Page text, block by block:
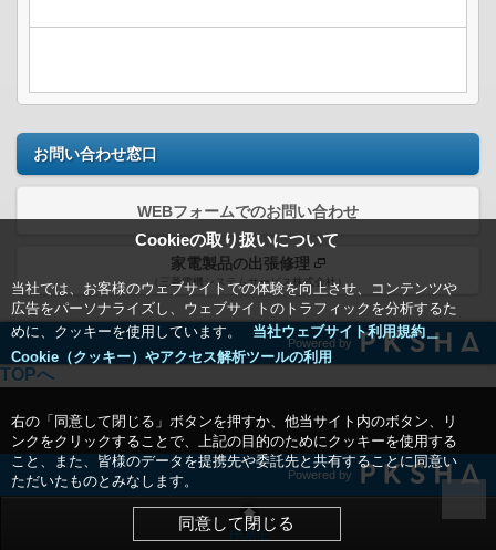
Cookieの取り扱いについて
当社では、お客様のウェブサイトでの体験を向上させ、コンテンツや
広告をパーソナライズし、ウェブサイトのトラフィックを分析するた
めに、クッキーを使用しています。
当社ウェブサイト利用規約＿
Cookie（クッキー）やアクセス解析ツールの利用
右の「同意して閉じる」ボタンを押すか、他当サイト内のボタン、リ
ンクをクリックすることで、上記の目的のためにクッキーを使用する
こと、また、皆様のデータを提携先や委託先と共有することに同意い
ただいたものとみなします。
同意して閉じる
お問い合わせ窓口
WEBフォームでのお問い合わせ
家電製品の出張修理
（三菱電機システムサービス株式会社）
Powered by
TOPへ
Powered by
HOME